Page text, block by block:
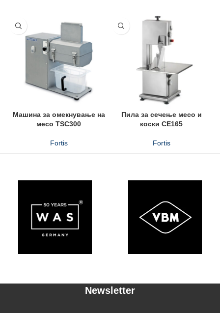
Машина за омекнување на
месо TSC300
Fortis
Пила за сечење месо и
коски CE165
Fortis
Newsletter